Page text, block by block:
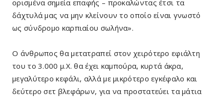
ορισμένα σημεία επαφής – προκαλώντας έτσι τα
δάχτυλά μας να μην κλείνουν το οποίο είναι γνωστό
ως σύνδρομο καρπιαίου σωλήνα».
Ο άνθρωπος θα μετατραπεί στον χειρότερο εφιάλτη
του το 3.000 μ.Χ. θα έχει καμπούρα, κυρτά άκρα,
μεγαλύτερο κεφάλι, αλλά με μικρότερο εγκέφαλο και
δεύτερο σετ βλεφάρων, για να προστατεύει τα μάτια